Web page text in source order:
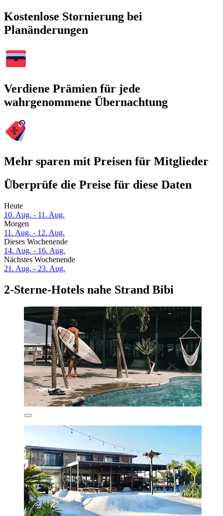
Kostenlose Stornierung bei
Planänderungen
Verdiene Prämien für jede
wahrgenommene Übernachtung
Mehr sparen mit Preisen für Mitglieder
Überprüfe die Preise für diese Daten
Heute
10. Aug. - 11. Aug.
Morgen
11. Aug. - 12. Aug.
Dieses Wochenende
14. Aug. - 16. Aug.
Nächstes Wochenende
21. Aug. - 23. Aug.
2-Sterne-Hotels nahe Strand Bibi